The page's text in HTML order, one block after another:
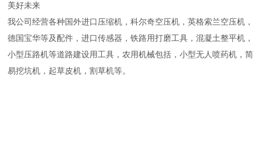
美好未来
我公司经营各种国外进口压缩机，科尔奇空压机，英格索兰空压机，
德国宝华等及配件，进口传感器，铁路用打磨工具，混凝土整平机，
小型压路机等道路建设用工具，农用机械包括，小型无人喷药机，简
易挖坑机，起草皮机，割草机等。